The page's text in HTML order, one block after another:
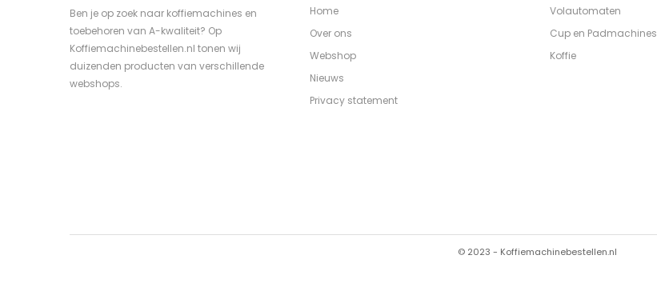
Ben je op zoek naar koffiemachines en
toebehoren van A-kwaliteit? Op
Koffiemachinebestellen.nl tonen wij
duizenden producten van verschillende
webshops.
Home
Over ons
Webshop
Nieuws
Privacy statement
Volautomaten
Cup en Padmachines
Koffie
© 2023 - Koffiemachinebestellen.nl